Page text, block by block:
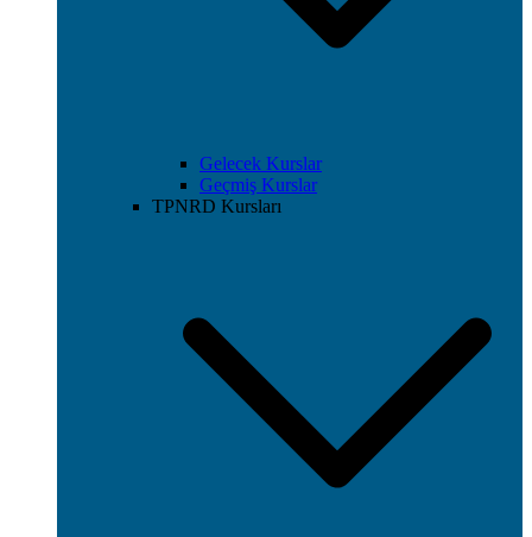
Gelecek Kurslar
Geçmiş Kurslar
TPNRD Kursları